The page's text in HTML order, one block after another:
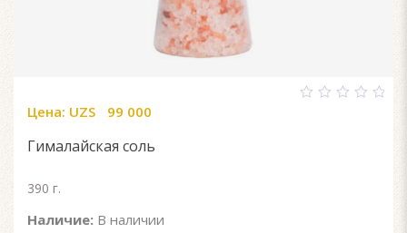
Цена: UZS 99 000
Гималайская соль
390 г.
Наличие: В наличии